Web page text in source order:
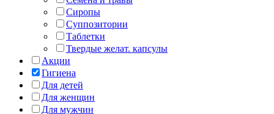
Сиропы
Суппозитории
Таблетки
Твердые желат. капсулы
Акции
Гигиена
Для детей
Для женщин
Для мужчин